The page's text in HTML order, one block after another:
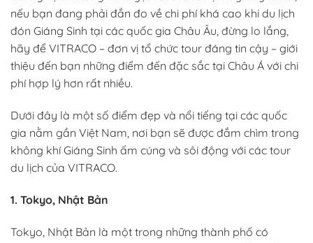
nếu bạn đang phải đắn đo về chi phí khá cao khi du lịch
đón Giáng Sinh tại các quốc gia Châu Âu, đừng lo lắng,
hãy để VITRACO – đơn vị tổ chức tour đáng tin cậy – giới
thiệu đến bạn những điểm đến đặc sắc tại Châu Á với chi
phí hợp lý hơn rất nhiều.
Dưới đây là một số điểm đẹp và nổi tiếng tại các quốc
gia nằm gần Việt Nam, nơi bạn sẽ được đắm chìm trong
không khí Giáng Sinh ấm cúng và sôi động với các tour
du lịch của VITRACO.
1. Tokyo, Nhật Bản
Tokyo, Nhật Bản là một trong những thành phố có